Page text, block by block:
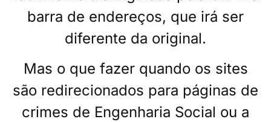
barra de endereços, que irá ser
diferente da original.
Mas o que fazer quando os sites
são redirecionados para páginas de
crimes de Engenharia Social ou a